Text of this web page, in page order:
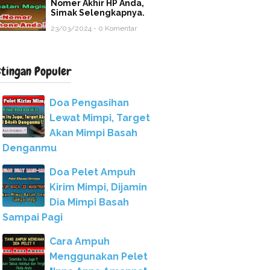
Nomer Akhir HP Anda,
Simak Selengkapnya.
23/03/2024 - 0 Komentar
Populer
Doa Pengasihan
Lewat Mimpi, Target
Akan Mimpi Basah
Denganmu
Doa Pelet Ampuh
Kirim Mimpi, Dijamin
Dia Mimpi Basah
Sampai Pagi
Cara Ampuh
Menggunakan Pelet